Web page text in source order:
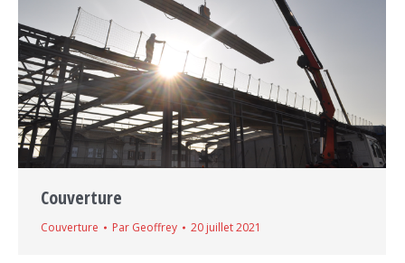
Couverture
Couverture Par Geoffrey 20 juillet 2021